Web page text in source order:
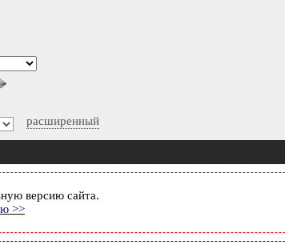
расширенный
версию сайта.
>>